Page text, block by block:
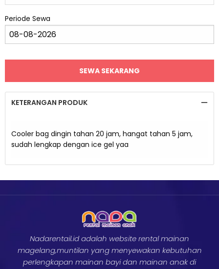
Periode Sewa
KETERANGAN PRODUK
Cooler bag dingin tahan 20 jam, hangat tahan 5 jam,
sudah lengkap dengan ice gel yaa
Nadarentail.id adalah website rental mainan
magelang,muntilan yang menyewakan kebutuhan
perlengkapan mainan bayi dan mainan anak di